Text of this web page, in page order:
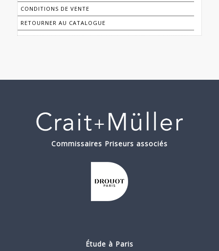
CONDITIONS DE VENTE
RETOURNER AU CATALOGUE
Commissaires Priseurs associés
Étude à Paris